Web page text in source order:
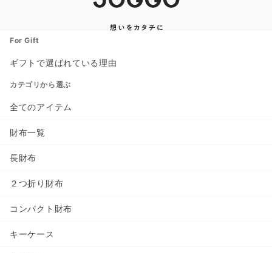
For Gift
ギフトで選ばれている理由
カテゴリから選ぶ
全てのアイテム
財布一覧
長財布
２つ折り財布
コンパクト財布
キーケース